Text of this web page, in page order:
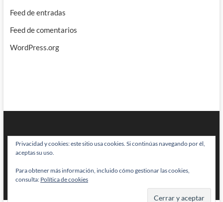
Feed de entradas
Feed de comentarios
WordPress.org
BRAINSTOMPING| Diseñado por:Theme Freesia|WordPress| © Todos
los derechos reservados
Privacidad y cookies: este sitio usa cookies. Si continúas navegando por él,
aceptas su uso.
Para obtener más información, incluido cómo gestionar las cookies,
consulta: Política de cookies